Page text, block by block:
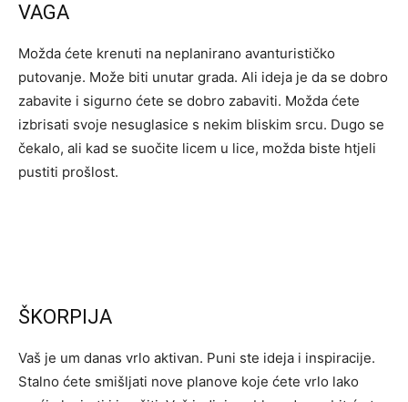
VAGA
Možda ćete krenuti na neplanirano avanturističko
putovanje. Može biti unutar grada. Ali ideja je da se dobro
zabavite i sigurno ćete se dobro zabaviti. Možda ćete
izbrisati svoje nesuglasice s nekim bliskim srcu. Dugo se
čekalo, ali kad se suočite licem u lice, možda biste htjeli
pustiti prošlost.
ŠKORPIJA
Vaš je um danas vrlo aktivan. Puni ste ideja i inspiracije.
Stalno ćete smišljati nove planove koje ćete vrlo lako